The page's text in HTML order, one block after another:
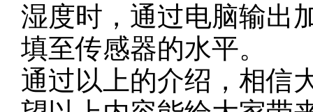
湿度时，通过电脑输出
填至传感器的水平。
通过以上的介绍，相信